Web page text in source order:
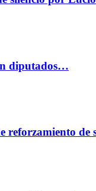
diputados…
reforzamiento